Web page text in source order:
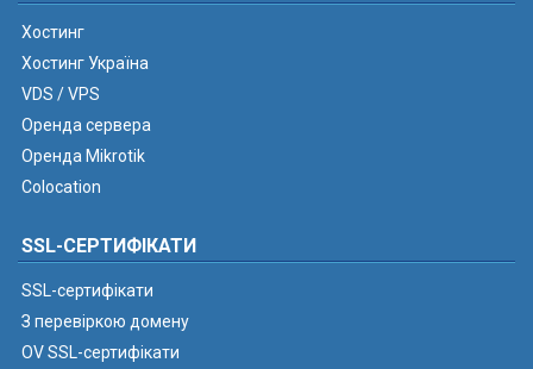
Хостинг
Хостинг Україна
VDS / VPS
Оренда сервера
Оренда Mikrotik
Colocation
SSL-СЕРТИФІКАТИ
SSL-сертифікати
З перевіркою домену
OV SSL-сертифікати